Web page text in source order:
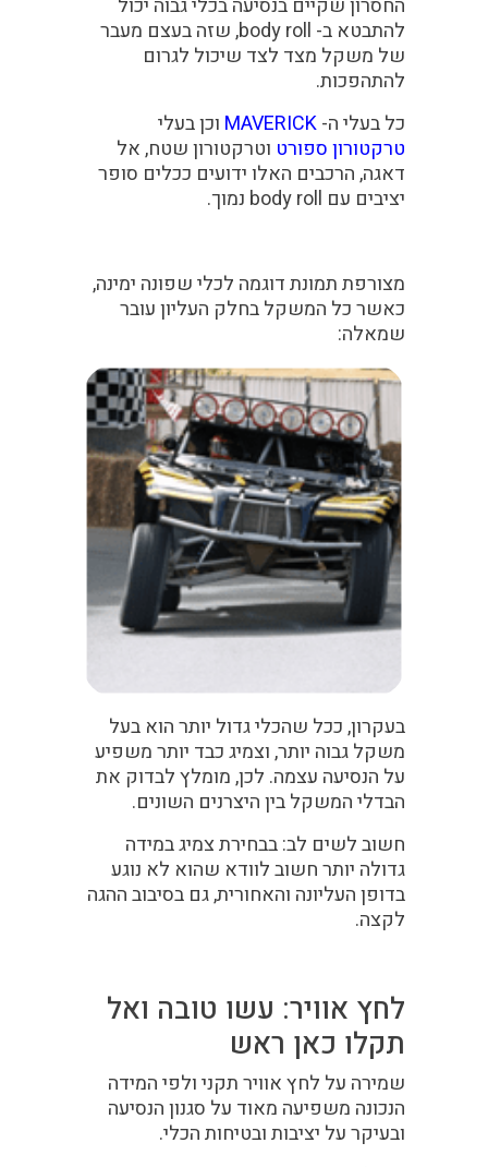
החסרון שקיים בנסיעה בכלי גבוה יכול
להתבטא ב- body roll, שזה בעצם מעבר
של משקל מצד לצד שיכול לגרום
להתהפכות.
כל בעלי ה-MAVERICK וכן בעלי
טרקטורון ספורט וטרקטורון שטח, אל
דאגה, הרכבים האלו ידועים ככלים סופר
יציבים עם body roll נמוך.
מצורפת תמונת דוגמה לכלי שפונה ימינה,
כאשר כל המשקל בחלק העליון עובר
שמאלה:
בעקרון, ככל שהכלי גדול יותר הוא בעל
משקל גבוה יותר, וצמיג כבד יותר משפיע
על הנסיעה עצמה. לכן, מומלץ לבדוק את
הבדלי המשקל בין היצרנים השונים.
חשוב לשים לב: בבחירת צמיג במידה
גדולה יותר חשוב לוודא שהוא לא נוגע
בדופן העליונה והאחורית, גם בסיבוב ההגה
לקצה.
לחץ אוויר: עשו טובה ואל
תקלו כאן ראש
שמירה על לחץ אוויר תקני ולפי המידה
הנכונה משפיעה מאוד על סגנון הנסיעה
ובעיקר על יציבות ובטיחות הכלי.